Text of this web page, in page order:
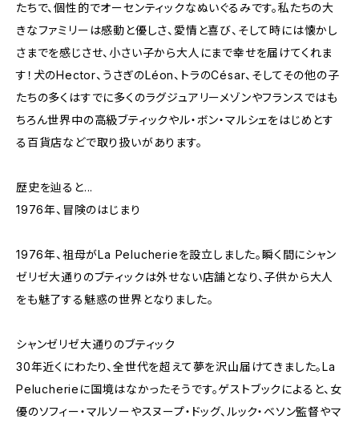
たちで、個性的でオーセンティックなぬいぐるみです。私たちの大
きなファミリーは感動と優しさ、愛情と喜び、そして時には懐かし
さまでを感じさせ、小さい子から大人にまで幸せを届けてくれま
す！犬のHector、うさぎのLéon、トラのCésar、そしてその他の子
たちの多くはすでに多くのラグジュアリーメゾンやフランスではも
ちろん世界中の高級ブティックやル・ボン・マルシェをはじめとす
る百貨店などで取り扱いがあります。
歴史を辿ると...
1976年、冒険のはじまり
1976年、祖母がLa Pelucherieを設立しました。瞬く間にシャン
ゼリゼ大通りのブティックは外せない店舗となり、子供から大人
をも魅了する魅惑の世界となりました。
シャンゼリゼ大通りのブティック
30年近くにわたり、全世代を超えて夢を沢山届けてきました。La
Pelucherieに国境はなかったそうです。ゲストブックによると、女
優のソフィー・マルソーやスヌープ・ドッグ、ルック・ベソン監督やマ